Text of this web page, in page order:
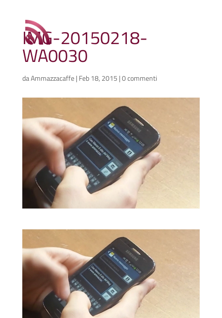
IMG-20150218-
WA0030
daAmmazzacaffe| Feb 18, 2015 |0 commenti